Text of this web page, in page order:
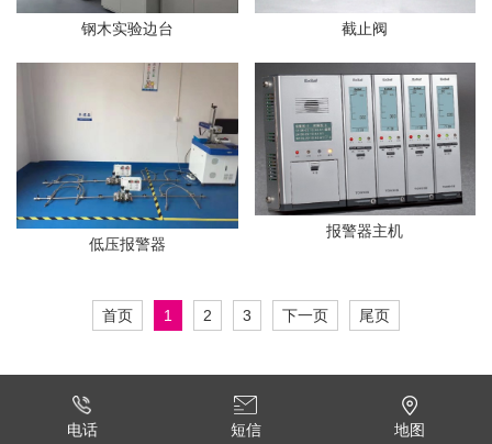
钢木实验边台 截止阀
低压报警器
报警器主机
首页 1 2 3 下一页 尾页
电话 短信 地图